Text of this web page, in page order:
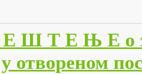
Ш Т Е Њ Е о
отвореном